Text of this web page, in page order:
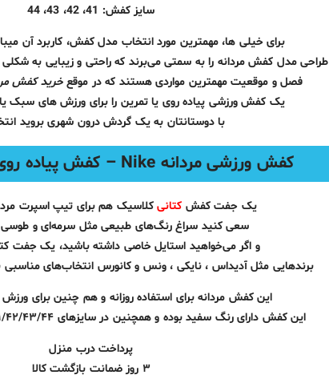
سایز کفش: 41، 42، 43، 44
برای خیلی ها، مهمترین مورد انتخاب مدل کفش، کاربرد آن
طراحی مدل کفش مردانه را به سمتی می‌برند که راحتی و زیبایی به
فصل و موقعیت مهمترین مواردی هستند که در موقعخرید کفش
یک کفش ورزشی پیاده‌ روی یا تمرین را برای ورزش‌ های سبک
با دوستانتان به یک گردش درون شهری بروید
کفش ورزشی مردانه Nike – کفش پیاده روی کفدوخت نایکی
یک جفت کفش کتانیکلاسیک هم برای تیپ اسپرت
سعی کنید سراغ رنگ‌های طبیعی مثل سرمه‌ای و
و اگر می‌خواهید استایل خاصی داشته باشید، یک جفت
برندهایی مثل آدیداس ، نایکی ، ونس و کانورس انتخاب‌های مناسبی
این کفش مردانه برای استفاده روزانه و هم چنین برای
این کفش دارای رنگ سفید بوده و همچنین در سایزهای ۴۱/۴۲/۴۳/۴۴ تولید و عرضه شده است.
پرداخت درب منزل
۳ روز ضمانت بازگشت کالا